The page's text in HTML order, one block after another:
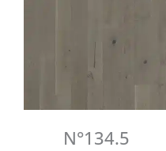
N°134.5